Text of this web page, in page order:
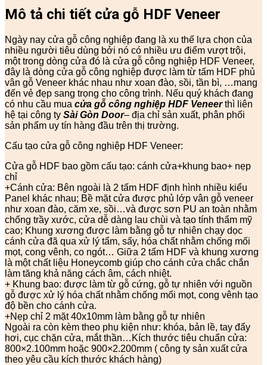
Mô tả chi tiết cửa gỗ HDF Veneer
Ngày nay cửa gỗ công nghiệp đang là xu thế lựa chọn của
nhiều người tiêu dùng bởi nó có nhiều ưu điểm vượt trội,
một trong dòng cửa đó là cửa gỗ công nghiệp HDF Veneer,
đây là dòng cửa gỗ công nghiệp được làm từ tấm HDF phủ
vân gỗ Veneer khác nhau như xoan đào, sồi, tần bì, …mang
đến vẻ đẹp sang trọng cho công trình. Nếu quý khách đang
có nhu cầu mua cửa gỗ công nghiệp HDF Veneerthì liên
hệ tại công ty Sài Gòn Door– địa chỉ sản xuất, phân phối
sản phẩm uy tín hàng đầu trên thị trường.
Cấu tạo cửa gỗ công nghiệp HDF Veneer:
Cửa gỗ HDF bao gồm cấu tạo: cánh cửa+khung bao+ nẹp
chỉ
+Cánh cửa: Bên ngoài là 2 tấm HDF định hình nhiều kiểu
Panel khác nhau; Bề mặt cửa được phủ lớp vân gỗ veneer
như xoan đào, căm xe, sồi…và được sơn PU an toàn nhằm
chống trầy xước, cửa dễ dàng lau chùi và tạo tính thẩm mỹ
cao; Khung xương được làm bằng gỗ tự nhiên chạy dọc
cánh cửa đã qua xử lý tẩm, sấy, hóa chất nhằm chống mối
mọt, cong vênh, co ngót… Giữa 2 tấm HDF và khung xương
là một chất liệu Honeycomb giúp cho cánh cửa chắc chắn
làm tăng khả năng cách âm, cách nhiệt.
+ Khung bao: được làm từ gỗ cứng, gỗ tự nhiên với nguồn
gỗ được xử lý hóa chất nhằm chống mối mọt, cong vênh tạo
độ bền cho cánh cửa.
+Nẹp chỉ 2 mặt 40x10mm làm bằng gỗ tự nhiên
Ngoài ra còn kèm theo phụ kiện như: khóa, bản lề, tay đẩy
hơi, cục chặn cửa, mắt thần…Kích thước tiêu chuẩn cửa:
800×2.100mm hoặc 900×2.200mm ( công ty sản xuất cửa
theo yêu cầu kích thước khách hàng)